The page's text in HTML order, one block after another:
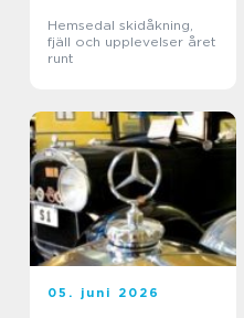
Hemsedal skidåkning,
fjäll och upplevelser året
runt
05. juni 2026